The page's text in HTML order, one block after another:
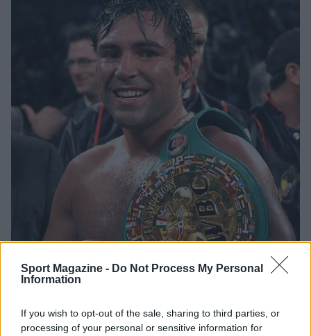
Sport Magazine - Do Not Process My Personal
Information
If you wish to opt-out of the sale, sharing to third parties, or
processing of your personal or sensitive information for